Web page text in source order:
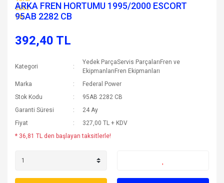
ARKA FREN HORTUMU 1995/2000 ESCORT
95AB 2282 CB
392,40 TL
Kategori
Yedek ParçaServis ParçalarıFren ve
EkipmanlarıFren Ekipmanları
Marka
Federal Power
Stok Kodu
95AB 2282 CB
Garanti Süresi
24 Ay
Fiyat
327,00 TL + KDV
* 36,81 TL den başlayan taksitlerle!